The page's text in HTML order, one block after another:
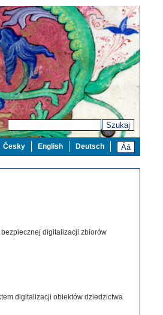
Szukaj
Deutsch
English
Česky
bezpiecznej digitalizacji zbiorów
digitalizacji obiektów dziedzictwa